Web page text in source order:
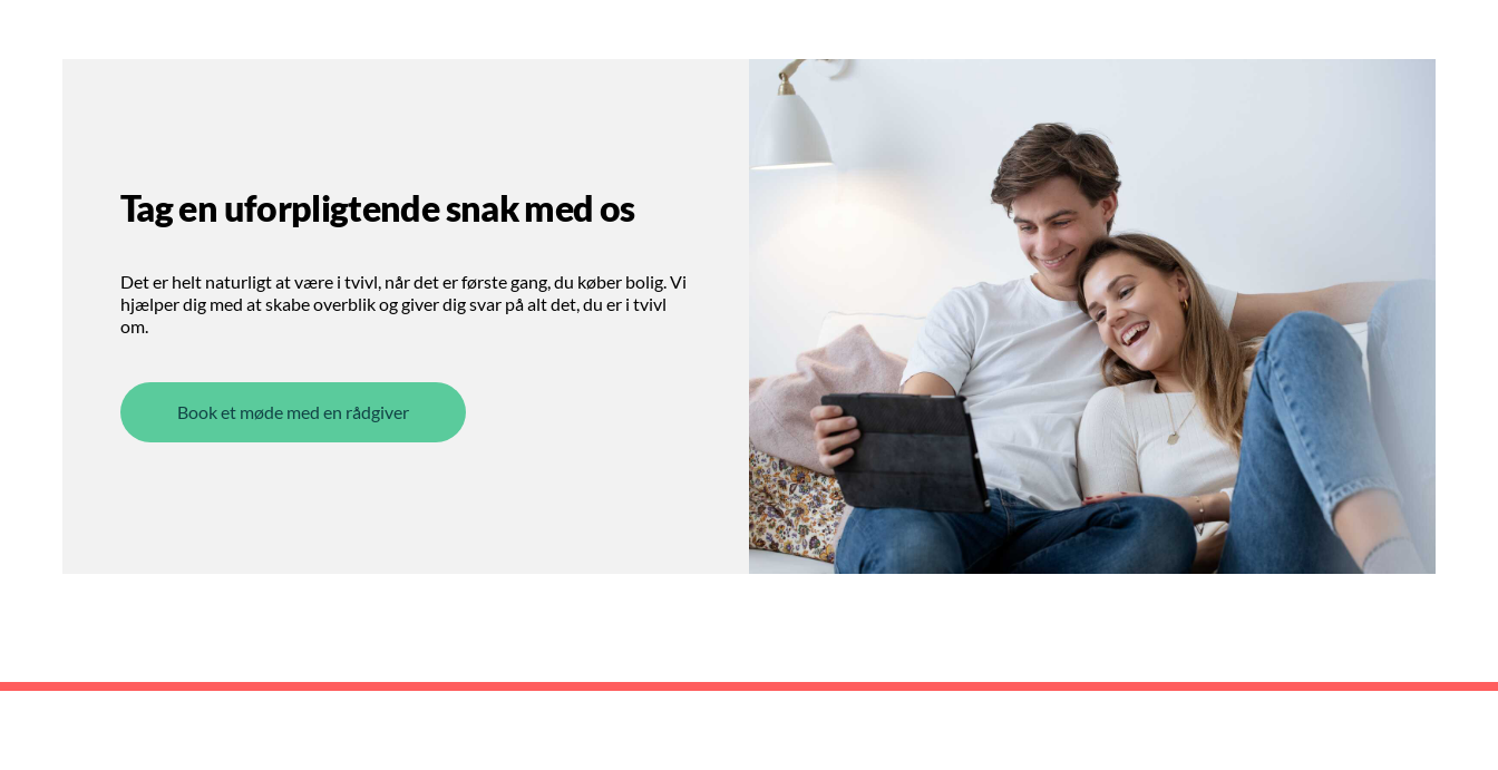
Tag en uforpligtende snak med os
Det er helt naturligt at være i tvivl, når det er første gang, du køber bolig. Vi
hjælper dig med at skabe overblik og giver dig svar på alt det, du er i tvivl
om.
Book et møde med en rådgiver